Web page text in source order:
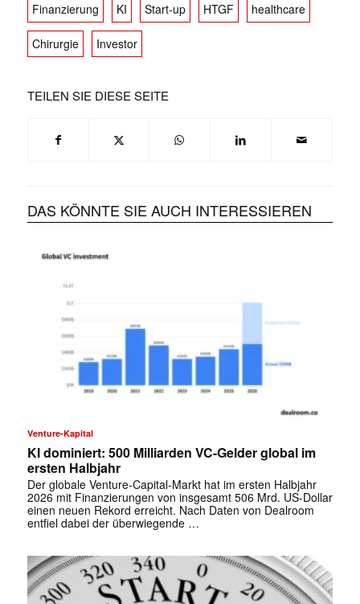
Finanzierung KI Start-up HTGF healthcare
Chirurgie Investor
TEILEN SIE DIESE SEITE
DAS KÖNNTE SIE AUCH INTERESSIEREN
Venture-Kapital
KI dominiert: 500 Milliarden VC-Gelder global im
ersten Halbjahr
Der globale Venture-Capital-Markt hat im ersten Halbjahr
2026 mit Finanzierungen von insgesamt 506 Mrd. US-Dollar
einen neuen Rekord erreicht. Nach Daten von Dealroom
entfiel dabei der überwiegende …